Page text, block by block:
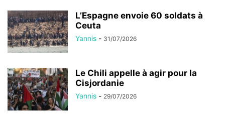
L’Espagne envoie 60 soldats à
Ceuta
Yannis - 31/07/2026
Le Chili appelle à agir pour la
Cisjordanie
Yannis - 29/07/2026